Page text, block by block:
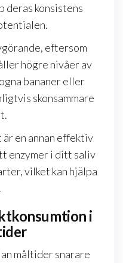
deras konsistens
eftersom
högre nivåer av
bananer eller
skonsammare
en annan effektiv
enzymer i ditt saliv
vilket kan hjälpa
i
måltider snarare